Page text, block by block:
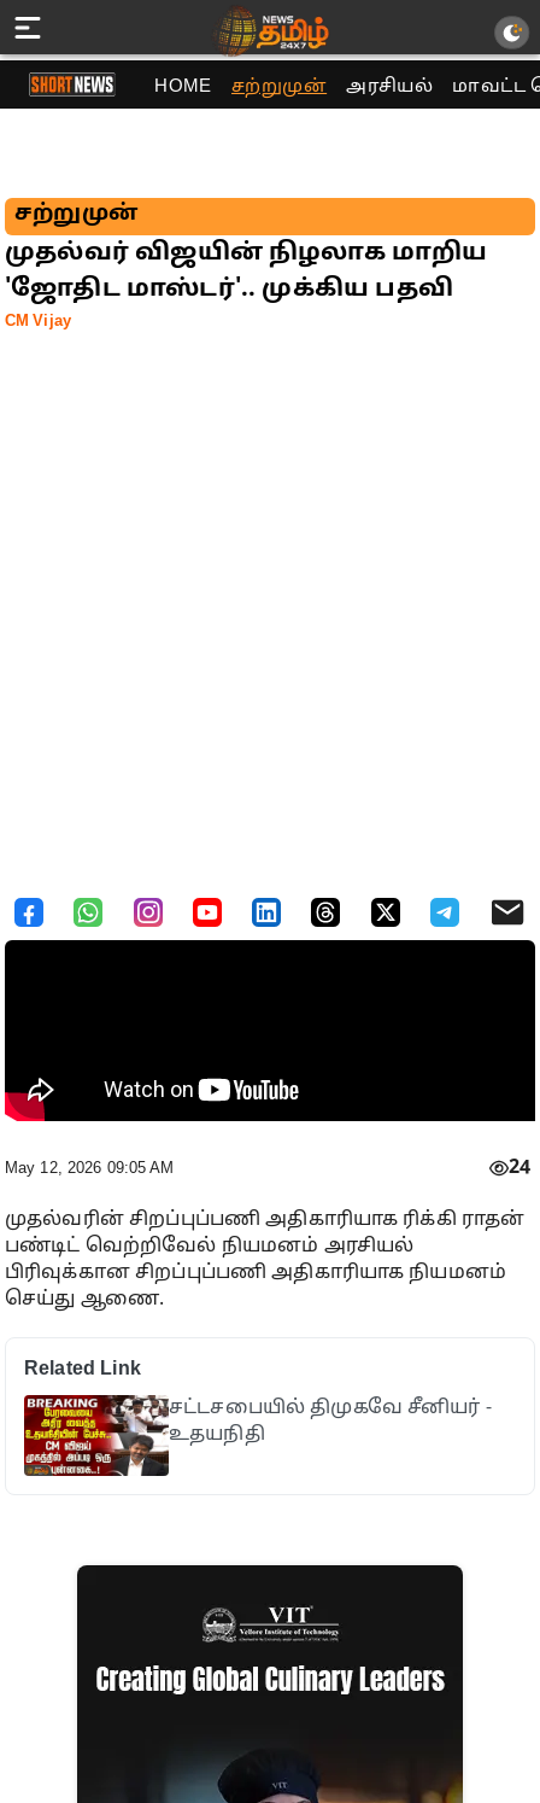
HOME சற்றுமுன் அரசியல் மாவட்ட
சற்றுமுன்
முதல்வர் விஜயின் நிழலாக மாறிய
'ஜோதிட மாஸ்டர்'.. முக்கிய பதவி
CM Vijay
May 12, 2026 09:05 AM 24
முதல்வரின் சிறப்புப்பணி அதிகாரியாக ரிக்கி ராதன்
பண்டிட் வெற்றிவேல் நியமனம் அரசியல்
பிரிவுக்கான சிறப்புப்பணி அதிகாரியாக நியமனம்
செய்து ஆணை.
Related Link
சட்டசபையில் திமுகவே சீனியர் -
உதயநிதி